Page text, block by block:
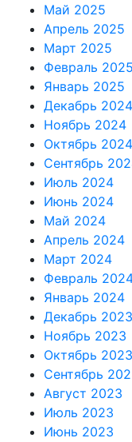
Май 2025
Апрель 2025
Март 2025
Февраль 2025
Январь 2025
Декабрь 2024
Ноябрь 2024
Октябрь 2024
Сентябрь
Июль 2024
Июнь 2024
Май 2024
Апрель 2024
Март 2024
Февраль
Январь 2024
Декабрь 2023
Ноябрь 2023
Октябрь 2023
Сентябрь
Август 2023
Июль 2023
Июнь 2023